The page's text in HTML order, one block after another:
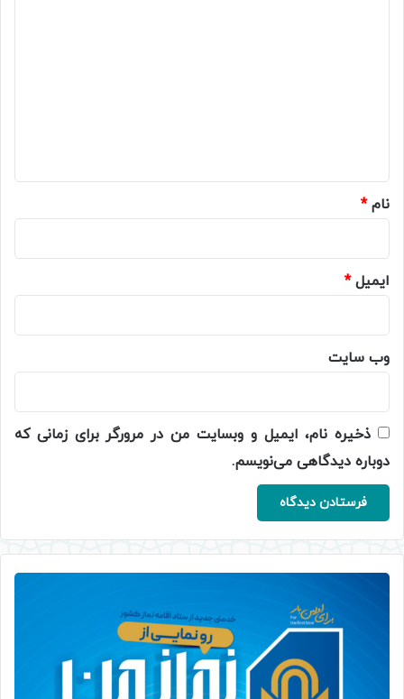
نام*
ایمیل*
وب‌ سایت
ذخیره نام، ایمیل و وبسایت من در مرورگر برای زمانی که
دوباره دیدگاهی می‌نویسم.